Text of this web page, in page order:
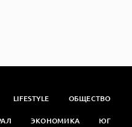
LIFESTYLE ОБЩЕСТВО
ЭКОНОМИКА ЮГ